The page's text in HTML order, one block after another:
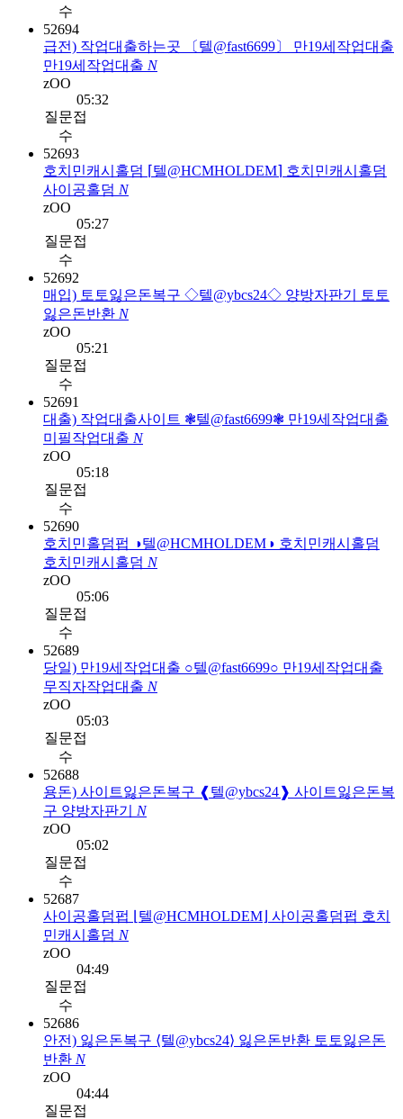
수
52694
급전) 작업대출하는곳 〔텔@fast6699〕 만19세작업대출
만19세작업대출 N
zOO
05:32
질문접
수
52693
호치민캐시홀덤 ⌈텔@HCMHOLDEM⌉ 호치민캐시홀덤
사이공홀덤 N
zOO
05:27
질문접
수
52692
매입) 토토잃은돈복구 ◇텔@ybcs24◇ 양방자판기 토토
잃은돈반환 N
zOO
05:21
질문접
수
52691
대출) 작업대출사이트 ❃텔@fast6699❃ 만19세작업대출
미필작업대출 N
zOO
05:18
질문접
수
52690
호치민홀덤펍 ◑텔@HCMHOLDEM◑ 호치민캐시홀덤
호치민캐시홀덤 N
zOO
05:06
질문접
수
52689
당일) 만19세작업대출 ○텔@fast6699○ 만19세작업대출
무직자작업대출 N
zOO
05:03
질문접
수
52688
용돈) 사이트잃은돈복구 ❰텔@ybcs24❱ 사이트잃은돈복
구 양방자판기 N
zOO
05:02
질문접
수
52687
사이공홀덤펍 ⌊텔@HCMHOLDEM⌋ 사이공홀덤펍 호치
민캐시홀덤 N
zOO
04:49
질문접
수
52686
안전) 잃은돈복구 ⟨텔@ybcs24⟩ 잃은돈반환 토토잃은돈
반환 N
zOO
04:44
질문접